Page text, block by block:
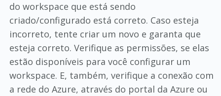
do workspace que está sendo
criado/configurado está correto. Caso esteja
incorreto, tente criar um novo e garanta que
esteja correto. Verifique as permissões, se elas
estão disponíveis para você configurar um
workspace. E, também, verifique a conexão com
a rede do Azure, através do portal da Azure ou